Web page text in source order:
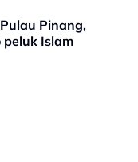
Pinang,
peluk Islam